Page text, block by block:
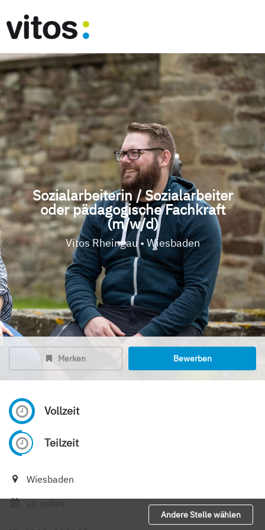
Sozialarbeiterin / Sozialarbeiter
oder pädagogische Fachkraft
(m/w/d)
Vitos Rheingau • Wiesbaden
Merken Bewerben
Vollzeit
Teilzeit
Wiesbaden
Andere Stelle wählen